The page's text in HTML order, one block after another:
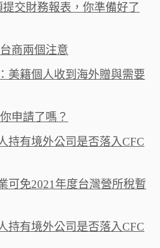
提交財務報表，你準備好了
商兩個注意
美籍個人收到海外贈與需要
申請了嗎？
持有境外公司是否落入CFC
可免2021年度台灣營所稅暫
持有境外公司是否落入CFC